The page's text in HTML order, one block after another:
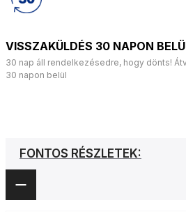
VISSZAKÜLDÉS 30 NAPON
30 nap áll rendelkezésedre, hogy dönts!
30 napon belül
FONTOS RÉSZLETEK: